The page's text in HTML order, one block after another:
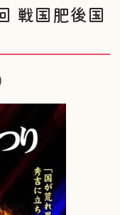
戦国肥後国